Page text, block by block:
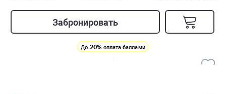
Забронировать
До 20% оплата баллами